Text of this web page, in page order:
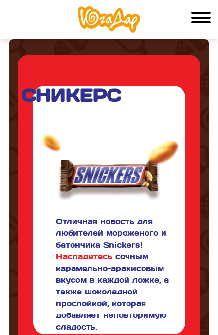
СНИКЕРС
Отличная новость для
любителей мороженого и
батончика Snickers!
Насладитесьсочным
карамельно-арахисовым
вкусом в каждой ложке, а
также шоколадной
прослойкой, которая
добавляет неповторимую
сладость.